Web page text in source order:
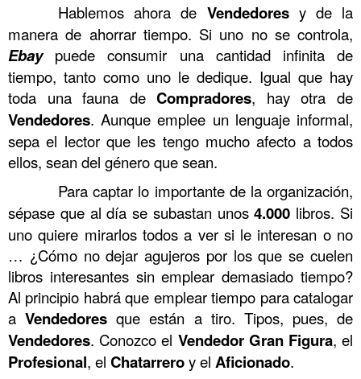
Hablemos ahora de Vendedoresy de la
manera de ahorrar tiempo. Si uno no se controla,
Ebaypuede consumir una cantidad infinita de
tiempo, tanto como uno le dedique. Igual que hay
toda una fauna deCompradores, hay otra de
Vendedores. Aunque emplee un lenguaje informal,
sepa el lector que les tengo mucho afecto a todos
ellos, sean del género que sean.
Para captar lo importante de la organización,
sépase que al día se subastan unos4.000 libros. Si
uno quiere mirarlos todos a ver si le interesan o no
… ¿Cómo no dejar agujeros por los que se cuelen
libros interesantes sin emplear demasiado tiempo?
Al principio habrá que emplear tiempo para catalogar
aVendedores que están a tiro. Tipos, pues, de
Vendedores. Conozco el Vendedor Gran Figura, el
Profesional, el Chatarreroy el Aficionado.